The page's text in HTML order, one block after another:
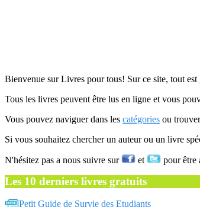
Bienvenue sur Livres pour tous! Sur ce site, tout
Tous les livres peuvent être lus en ligne et vous
Vous pouvez naviguer dans les catégories ou
Si vous souhaitez chercher un auteur ou un livre
N'hésitez pas a nous suivre sur et pour être
Les 10 derniers livres gratuits
Petit Guide de Survie des Etudiants